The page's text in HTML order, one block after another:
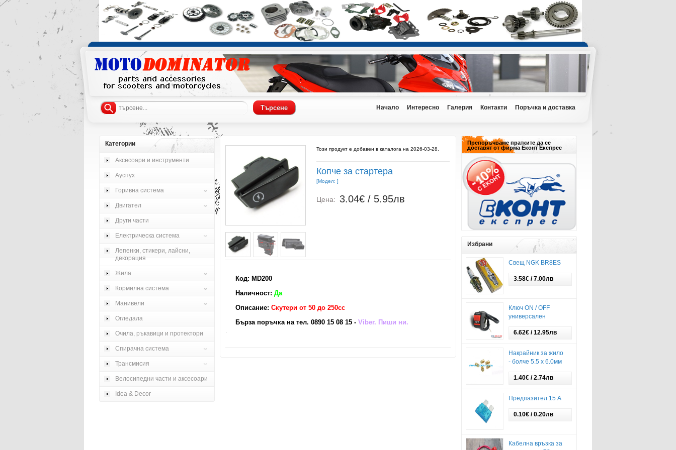
Начало Интересно Галерия Контакти Поръчка и доставка
Този продукт е добавен в каталога на 2026-03-28.
Копче за стартера
[Модел: ]
Цена: 3.04€ / 5.95лв
Код: MD200
Наличност: Да
Описание: Скутери от 50 до 250сс
Бърза поръчка на тел. 0890 15 08 15 - Viber. Пиши ни.
Категории
Аксесоари и инструменти
Ауспух
Горивна система
Двигател
Други части
Електрическа система
Лепенки, стикери, лайсни,
декорация
Жила
Кормилна система
Манивели
Огледала
Очила, ръкавици и протектори
Спирачна система
Трансмисия
Велосипедни части и аксесоари
Idea & Decor
Препоръчваме пратките да се
доставят от фирма Еконт Експрес
Избрани
Свещ NGK BR8ES
3.58€ / 7.00лв
Ключ ON / OFF
универсален
6.62€ / 12.95лв
Накрайник за жило
- болче 5.5 х 6.0мм
1.40€ / 2.74лв
Предпазител 15 А
0.10€ / 0.20лв
Кабелна връзка за